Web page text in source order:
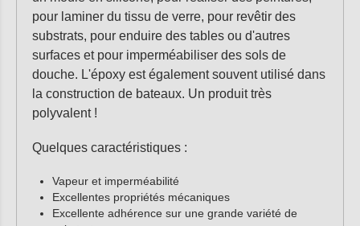
pour laminer du tissu de verre, pour revêtir des
substrats, pour enduire des tables ou d'autres
surfaces et pour imperméabiliser des sols de
douche. L'époxy est également souvent utilisé dans
la construction de bateaux. Un produit très
polyvalent !
Quelques caractéristiques :
Vapeur et imperméabilité
Excellentes propriétés mécaniques
Excellente adhérence sur une grande variété de